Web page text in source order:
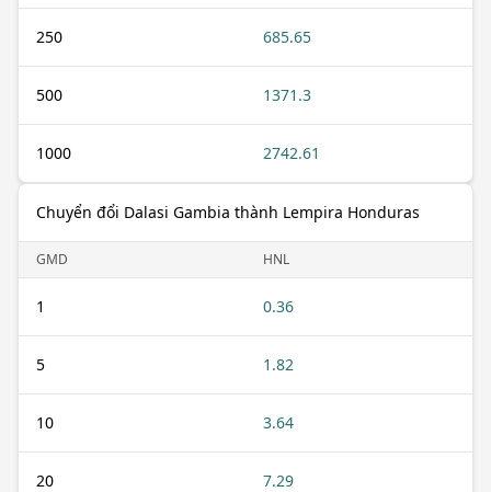
250 685.65
500 1371.3
1000 2742.61
Chuyển đổi Dalasi Gambia thành Lempira Honduras
GMD HNL
1 0.36
5 1.82
10 3.64
20 7.29